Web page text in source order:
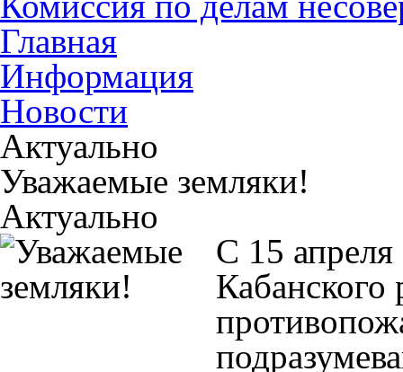
Главная
Информация
Новости
Актуально
Уважаемые земляки!
Актуально
С 15 апреля
Кабанского